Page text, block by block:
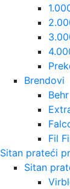
Brendovi
Behr
Fil
Sitan prateći
Sitan